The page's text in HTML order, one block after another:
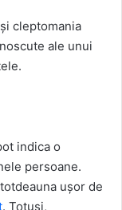
cleptomania
ale unui
indica o
persoane.
ușor de
. Totuși,